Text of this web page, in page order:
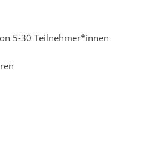
5-30 Teilnehmer*innen